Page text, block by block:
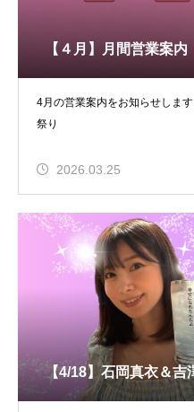
【４月】月間営業案内
4月の営業案内をお知らせします。 1(水) 定休日 2(木) 春のタル
祭り
2026.03.25
【4/18】石岡真衣＆吉